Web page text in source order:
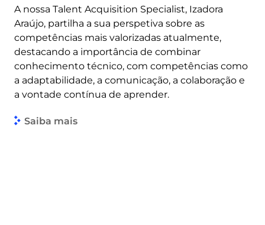
A nossa Talent Acquisition Specialist, Izadora
Araújo, partilha a sua perspetiva sobre as
competências mais valorizadas atualmente,
destacando a importância de combinar
conhecimento técnico, com competências como
a adaptabilidade, a comunicação, a colaboração e
a vontade contínua de aprender.
Saiba mais